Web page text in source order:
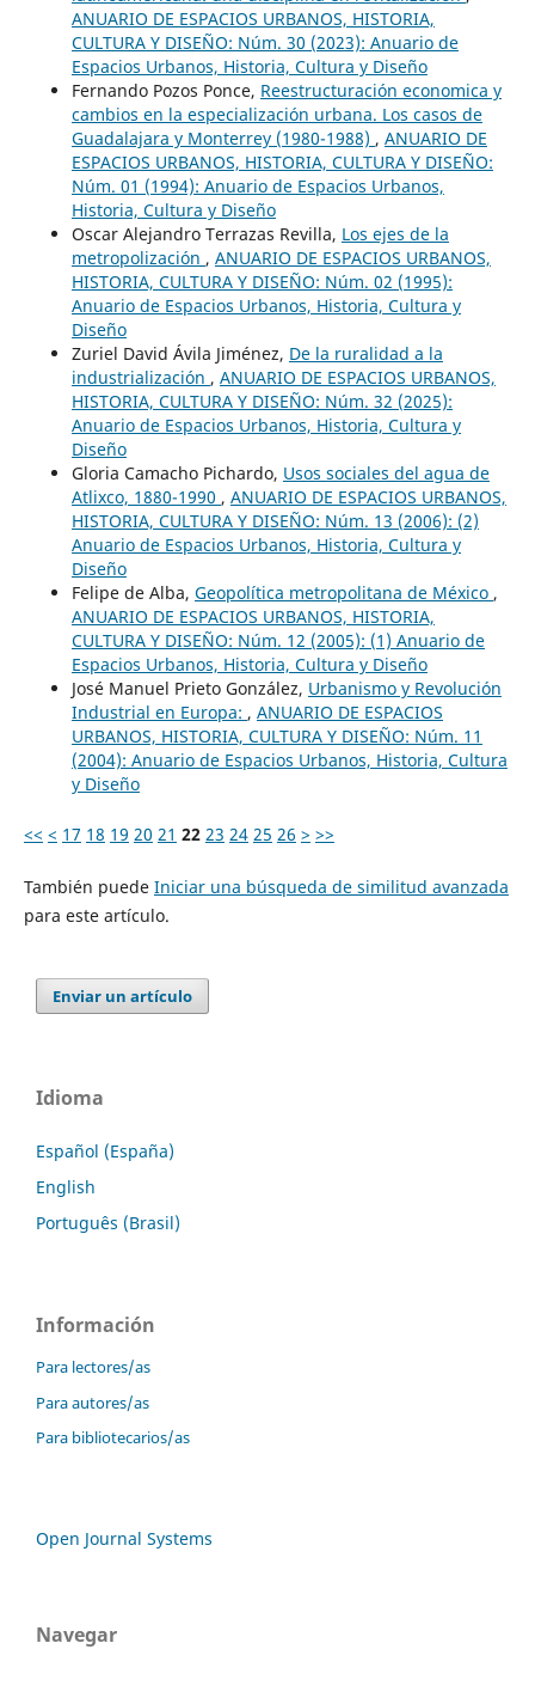
ANUARIO DE ESPACIOS URBANOS, HISTORIA,
CULTURA Y DISEÑO: Núm. 30 (2023): Anuario de
Espacios Urbanos, Historia, Cultura y Diseño
Fernando Pozos Ponce, Reestructuración economica y
cambios en la especialización urbana. Los casos de
Guadalajara y Monterrey (1980-1988) , ANUARIO DE
ESPACIOS URBANOS, HISTORIA, CULTURA Y DISEÑO:
Núm. 01 (1994): Anuario de Espacios Urbanos,
Historia, Cultura y Diseño
Oscar Alejandro Terrazas Revilla, Los ejes de la
metropolización , ANUARIO DE ESPACIOS URBANOS,
HISTORIA, CULTURA Y DISEÑO: Núm. 02 (1995):
Anuario de Espacios Urbanos, Historia, Cultura y
Diseño
Zuriel David Ávila Jiménez, De la ruralidad a la
industrialización , ANUARIO DE ESPACIOS URBANOS,
HISTORIA, CULTURA Y DISEÑO: Núm. 32 (2025):
Anuario de Espacios Urbanos, Historia, Cultura y
Diseño
Gloria Camacho Pichardo, Usos sociales del agua de
Atlixco, 1880-1990 , ANUARIO DE ESPACIOS URBANOS,
HISTORIA, CULTURA Y DISEÑO: Núm. 13 (2006): (2)
Anuario de Espacios Urbanos, Historia, Cultura y
Diseño
Felipe de Alba, Geopolítica metropolitana de México ,
ANUARIO DE ESPACIOS URBANOS, HISTORIA,
CULTURA Y DISEÑO: Núm. 12 (2005): (1) Anuario de
Espacios Urbanos, Historia, Cultura y Diseño
José Manuel Prieto González, Urbanismo y Revolución
Industrial en Europa: , ANUARIO DE ESPACIOS
URBANOS, HISTORIA, CULTURA Y DISEÑO: Núm. 11
(2004): Anuario de Espacios Urbanos, Historia, Cultura
y Diseño
<< < 17 18 19 20 21 22 23 24 25 26 > >>
También puede Iniciar una búsqueda de similitud avanzada
para este artículo.
Enviar un artículo
Idioma
Español (España)
English
Português (Brasil)
Información
Para lectores/as
Para autores/as
Para bibliotecarios/as
Open Journal Systems
Navegar